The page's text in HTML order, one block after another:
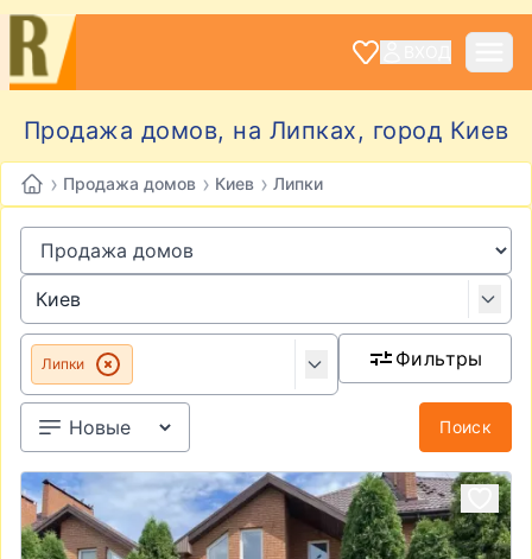
Продажа домов, на Липках, город Киев
› Продажа домов › Киев › Липки
Липки Фильтры
Поиск